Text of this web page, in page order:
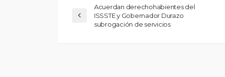
Acuerdan derechohabientes del
ISSSTE y Gobernador Durazo
subrogación de servicios